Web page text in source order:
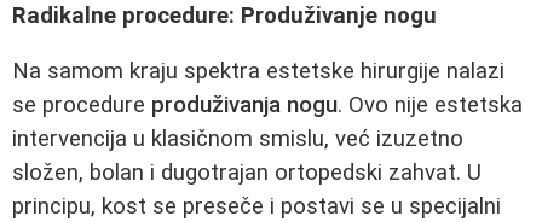
Radikalne procedure: Produživanje nogu
Na samom kraju spektra estetske hirurgije nalazi
se procedure produživanja nogu. Ovo nije estetska
intervencija u klasičnom smislu, već izuzetno
složen, bolan i dugotrajan ortopedski zahvat. U
principu, kost se preseče i postavi se u specijalni